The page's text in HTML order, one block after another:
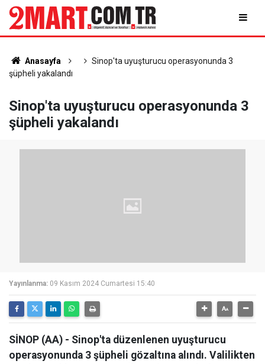
Anasayfa
Sinop'ta uyuşturucu operasyonunda 3
şüpheli yakalandı
Sinop'ta uyuşturucu operasyonunda 3
şüpheli yakalandı
Yayınlanma: 09 Kasım 2024 Cumartesi 15:40
SİNOP (AA) - Sinop'ta düzenlenen uyuşturucu
operasyonunda 3 şüpheli gözaltına alındı. Valilikten